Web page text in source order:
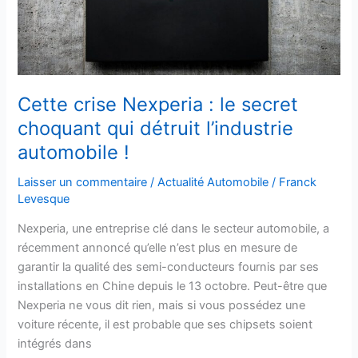
Cette crise Nexperia : le secret
choquant qui détruit l’industrie
automobile !
Laisser un commentaire /Actualité Automobile / Franck
Levesque
Nexperia, une entreprise clé dans le secteur automobile, a
récemment annoncé qu’elle n’est plus en mesure de
garantir la qualité des semi-conducteurs fournis par ses
installations en Chine depuis le 13 octobre. Peut-être que
Nexperia ne vous dit rien, mais si vous possédez une
voiture récente, il est probable que ses chipsets soient
intégrés dans
choquant
qui
détruit
l’industrie
automobile
!